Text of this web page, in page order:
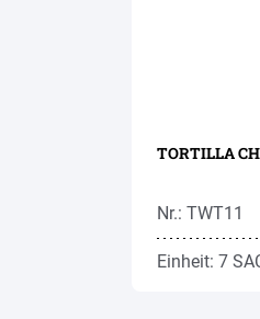
TORTILLA
Nr.: TWT11
Einheit: 7